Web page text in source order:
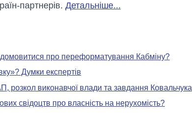
партнерів. Детальніше...
домовитися про переформатування Кабміну?
Думки експертів
розкол виконавчої влади та завдання Ковальчука
свідоцтв про власність на нерухомість?